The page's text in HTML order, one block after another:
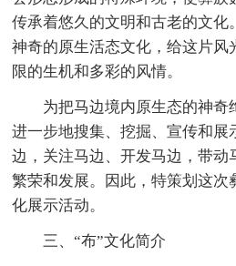
传承着悠久的文明和古老的文化
神奇的原生活态文化，给这片风
限的生机和多彩的风情。
为把马边境内原生态的神奇
进一步地搜集、挖掘、宣传和展
边，关注马边、开发马边，带动
繁荣和发展。因此，特策划这次
化展示活动。
三、“布”文化简介